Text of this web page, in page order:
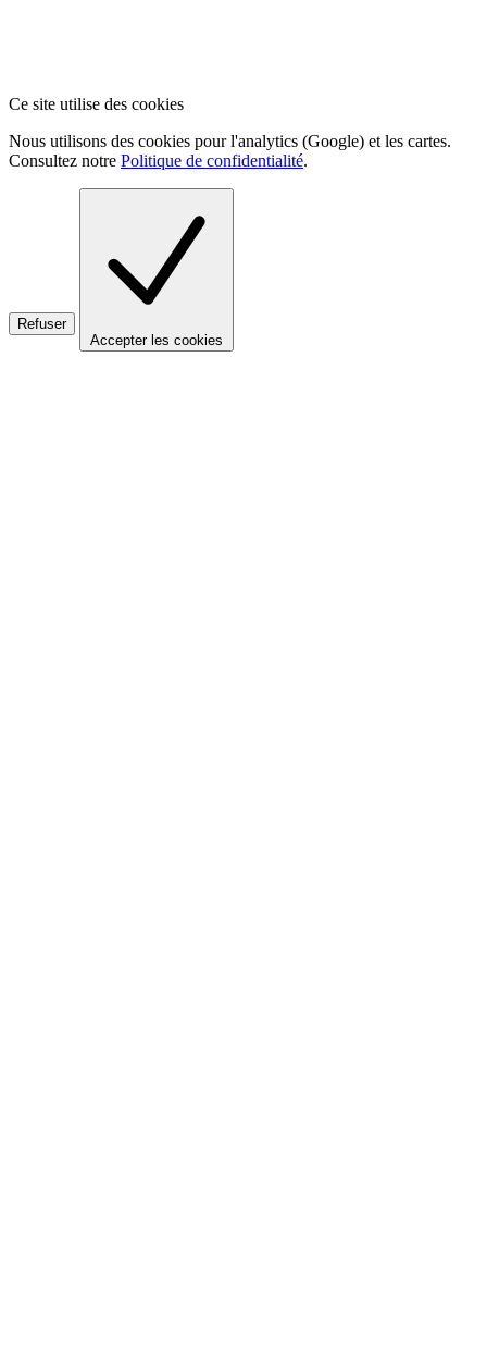
Ce site utilise des cookies
Nous utilisons des cookies pour l'analytics (Google) et les cartes.
Consultez notre Politique de confidentialité.
Refuser
Accepter les cookies